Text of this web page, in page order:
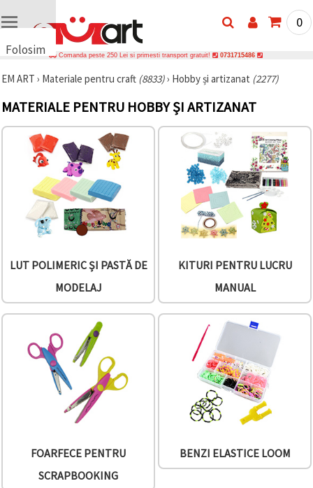
Folosim
uri
cookie-uri
tehnologii
similare
pentru a
funcționarea
corectă a
site-ului,
pentru a vă
îmbunătăți
experiența
dumneavoastră,
traficul și a
afișa
relevante,
acord să
0
Comanda peste 250 Lei si primesti transport gratuit! 0731715486
EM ART › Materiale pentru craft (8833)› Hobby și artizanat (2277)
MATERIALE PENTRU HOBBY ȘI ARTIZANAT
LUT POLIMERIC ȘI PASTĂ DE
MODELAJ
KITURI PENTRU LUCRU
MANUAL
FOARFECE PENTRU
SCRAPBOOKING
BENZI ELASTICE LOOM